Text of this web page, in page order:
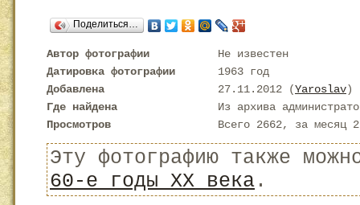
Поделиться…
Автор фотографии
Не известен
Датировка фотографии
1963 год
Добавлена
27.11.2012 (Yaroslav)
Где найдена
Из архива
Просмотров
Всего 2662, за месяц
Эту фотографию также
60-е годы XX века .